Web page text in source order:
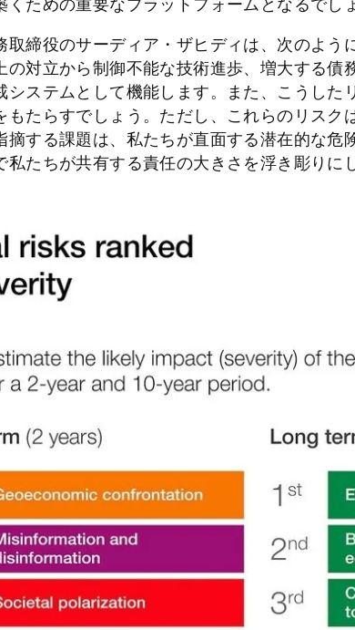
くための重要なプラットフォームとなるでし
取締役のサーディア・ザヒディは、次のよう
の対立から制御不能な技術進歩、増大する債
システムとして機能します。また、こうした
もたらすでしょう。ただし、これらのリスク
摘する課題は、私たちが直面する潜在的な危
私たちが共有する責任の大きさを浮き彫りに